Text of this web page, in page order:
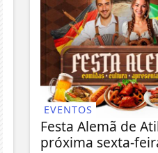
EVENTOS
Festa Alemã de
próxima sexta-